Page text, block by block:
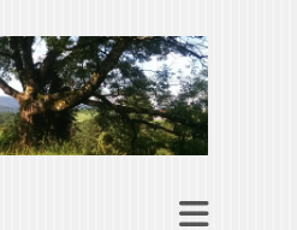
Autorin
das Herz nicht